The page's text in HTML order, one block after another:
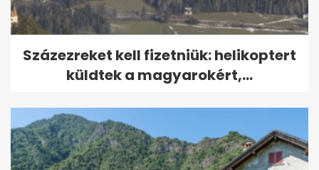
Százezreket kell fizetniük: helikoptert
küldtek a magyarokért,...